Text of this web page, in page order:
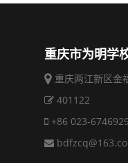
重庆市为明学
重庆两江新区金
401122
+86 023-